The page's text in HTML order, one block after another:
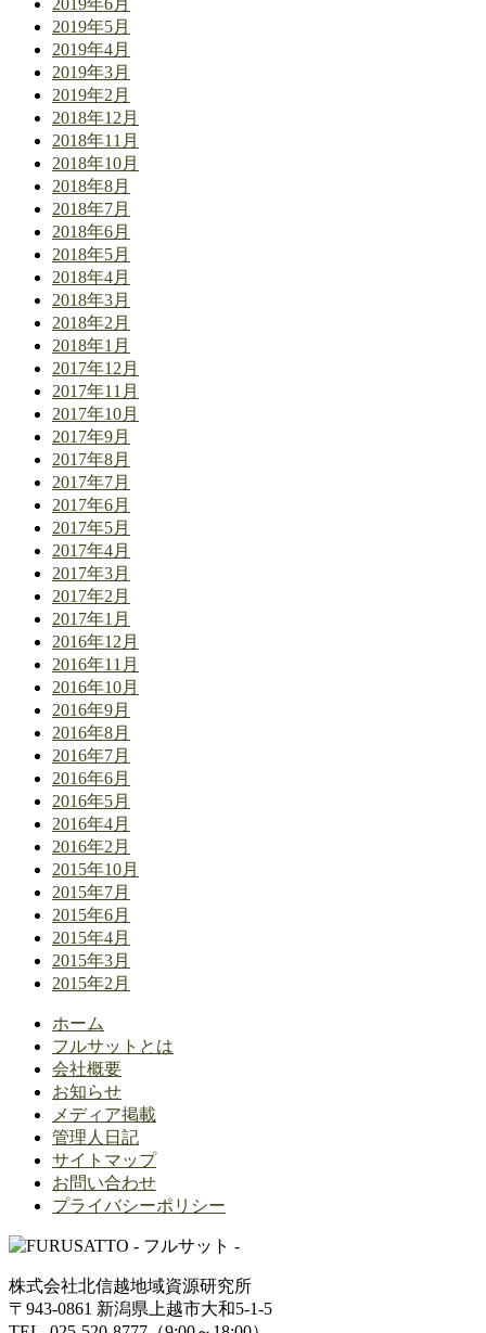
2019年6月
2019年5月
2019年4月
2019年3月
2019年2月
2018年12月
2018年11月
2018年10月
2018年8月
2018年7月
2018年6月
2018年5月
2018年4月
2018年3月
2018年2月
2018年1月
2017年12月
2017年11月
2017年10月
2017年9月
2017年8月
2017年7月
2017年6月
2017年5月
2017年4月
2017年3月
2017年2月
2017年1月
2016年12月
2016年11月
2016年10月
2016年9月
2016年8月
2016年7月
2016年6月
2016年5月
2016年4月
2016年2月
2015年10月
2015年7月
2015年6月
2015年4月
2015年3月
2015年2月
ホーム
フルサットとは
会社概要
お知らせ
メディア掲載
管理人日記
サイトマップ
お問い合わせ
プライバシーポリシー
株式会社北信越地域資源研究所
〒943-0861 新潟県上越市大和5-1-5